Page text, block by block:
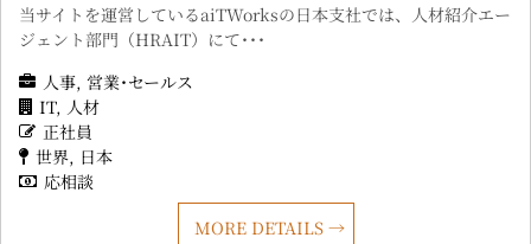
当サイトを運営しているaiTWorksの日本支社では、人材紹介エー
ジェント部門（HRAIT）にて･･･
人事 営業･セールス
IT 人材
正社員
世界 日本
応相談
MORE DETAILS